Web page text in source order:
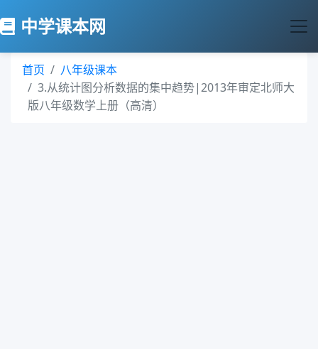
中学课本网
首页
八年级课本
3.从统计图分析数据的集中趋势|2013年审定北师大
版八年级数学上册（高清）